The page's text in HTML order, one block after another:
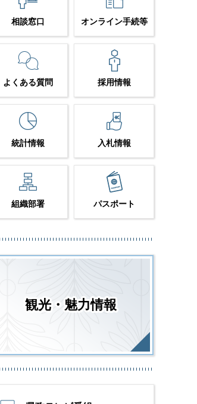
相談窓口 オンライン手続等
よくある質問 採用情報
統計情報 入札情報
組織部署 パスポート
観光・魅力情報